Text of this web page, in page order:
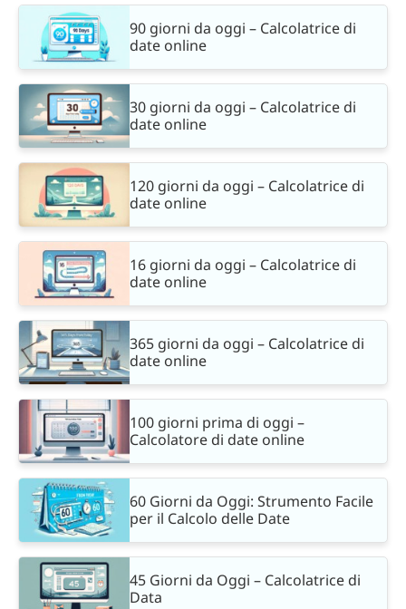
90 giorni da oggi – Calcolatrice di
date online
30 giorni da oggi – Calcolatrice di
date online
120 giorni da oggi – Calcolatrice di
date online
16 giorni da oggi – Calcolatrice di
date online
365 giorni da oggi – Calcolatrice di
date online
100 giorni prima di oggi –
Calcolatore di date online
60 Giorni da Oggi: Strumento Facile
per il Calcolo delle Date
45 Giorni da Oggi – Calcolatrice di
Data